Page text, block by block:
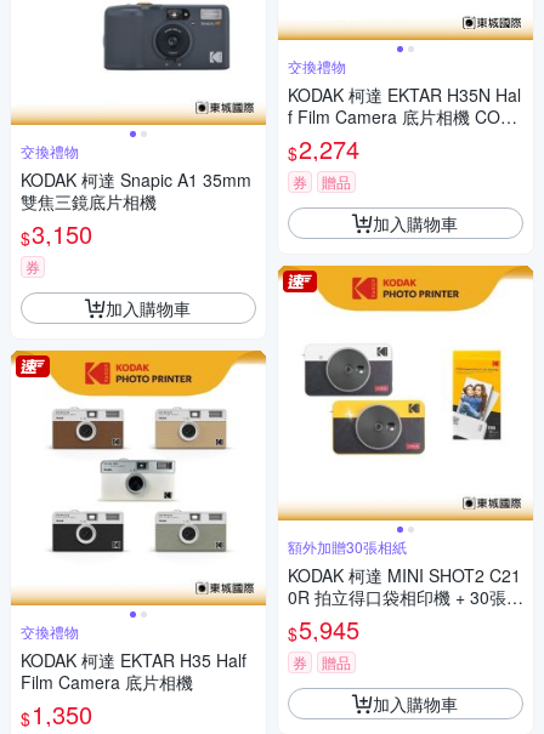
交換禮物
KODAK 柯達 Snapic A1 35mm
雙焦三鏡底片相機
$3,150
券
加入購物車
交換禮物
KODAK 柯達 EKTAR H35 Half
Film Camera 底片相機
$1,350
交換禮物
KODAK 柯達 EKTAR H35N Hal
f Film Camera 底片相機 COLO
RPLUS 200底片組
$2,274
券 贈品
加入購物車
額外加贈30張相紙
KODAK 柯達 MINI SHOT2 C21
0R 拍立得口袋相印機 + 30張相
紙組 公司貨
$5,945
券 贈品
加入購物車